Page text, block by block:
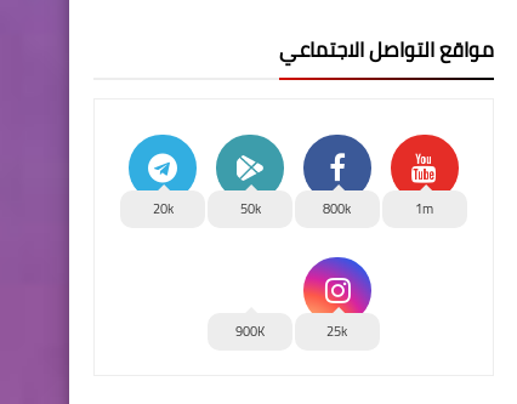
مواقع التواصل الاجتماعي
1m
800k
50k
20k
25k
900K